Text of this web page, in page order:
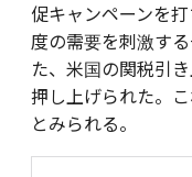
促キャンペーンを
度の需要を刺激す
た、米国の関税引
押し上げられた。
とみられる。